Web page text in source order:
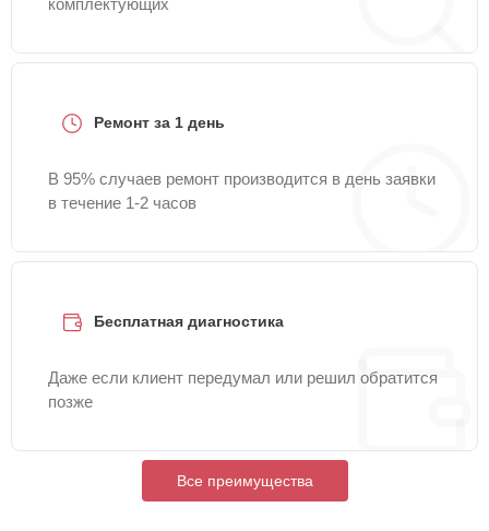
комплектующих
Ремонт за 1 день
В 95% случаев ремонт производится в день заявки
в течение 1-2 часов
Бесплатная диагностика
Даже если клиент передумал или решил обратится
позже
Все преимущества